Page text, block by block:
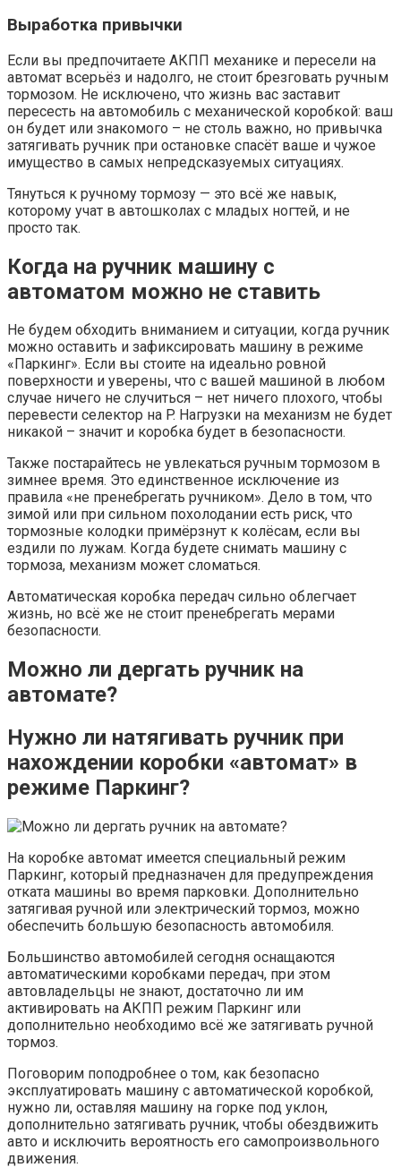
Выработка привычки
Если вы предпочитаете АКПП механике и пересели на
автомат всерьёз и надолго, не стоит брезговать ручным
тормозом. Не исключено, что жизнь вас заставит
пересесть на автомобиль с механической коробкой: ваш
он будет или знакомого – не столь важно, но привычка
затягивать ручник при остановке спасёт ваше и чужое
имущество в самых непредсказуемых ситуациях.
Тянуться к ручному тормозу — это всё же навык,
которому учат в автошколах с младых ногтей, и не
просто так.
Когда на ручник машину с
автоматом можно не ставить
Не будем обходить вниманием и ситуации, когда ручник
можно оставить и зафиксировать машину в режиме
«Паркинг». Если вы стоите на идеально ровной
поверхности и уверены, что с вашей машиной в любом
случае ничего не случиться – нет ничего плохого, чтобы
перевести селектор на P. Нагрузки на механизм не будет
никакой – значит и коробка будет в безопасности.
Также постарайтесь не увлекаться ручным тормозом в
зимнее время. Это единственное исключение из
правила «не пренебрегать ручником». Дело в том, что
зимой или при сильном похолодании есть риск, что
тормозные колодки примёрзнут к колёсам, если вы
ездили по лужам. Когда будете снимать машину с
тормоза, механизм может сломаться.
Автоматическая коробка передач сильно облегчает
жизнь, но всё же не стоит пренебрегать мерами
безопасности.
Можно ли дергать ручник на
автомате?
Нужно ли натягивать ручник при
нахождении коробки «автомат» в
режиме Паркинг?
На коробке автомат имеется специальный режим
Паркинг, который предназначен для предупреждения
отката машины во время парковки. Дополнительно
затягивая ручной или электрический тормоз, можно
обеспечить большую безопасность автомобиля.
Большинство автомобилей сегодня оснащаются
автоматическими коробками передач, при этом
автовладельцы не знают, достаточно ли им
активировать на АКПП режим Паркинг или
дополнительно необходимо всё же затягивать ручной
тормоз.
Поговорим поподробнее о том, как безопасно
эксплуатировать машину с автоматической коробкой,
нужно ли, оставляя машину на горке под уклон,
дополнительно затягивать ручник, чтобы обездвижить
авто и исключить вероятность его самопроизвольного
движения.